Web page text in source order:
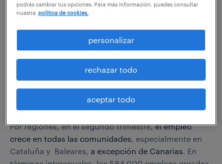
mismo trimestre del año anterior.El crecimiento
interanual del empleo se aceleró hasta el 2,69%
un incremento de 584.000 ocupados en los últimos
El aumento del empleo en el último año se concentró
en los asalariados indefinidos a tiempo completo en
el sector privado. Pese a esto, el empleo temporal se
situando la tasa de temporalidad en el
15,4%.
Por regiones, en el segundo trimestre,el empleo
crece en todas las comunidades, especialmente en
Cataluña y Baleares, a excepción de Canarias. En
podrás cambiar tus opciones. Para más información, puedes consultar
nuestra política de cookies.
personalizar
rechazar todo
aceptar todo